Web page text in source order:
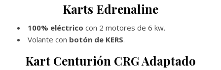
Karts Edrenaline
100% eléctrico con 2 motores de 6 kw.
Volante con botón de KERS.
Kart Centurión CRG Adaptado